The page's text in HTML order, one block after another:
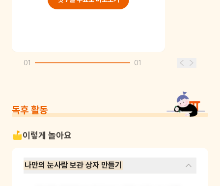
01 01
독후 활동
이렇게 놀아요
나만의 눈사람 보관 상자 만들기